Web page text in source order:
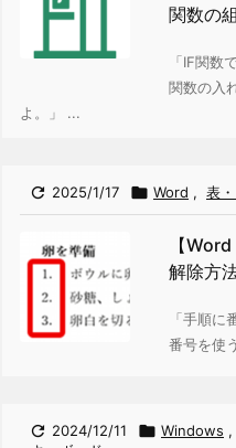
関数の
「IF関数
関数の入
よ。」 ...
 2025/1/17  Word , 表
【
解除方
「手順に
番号を使
 2024/12/11  Windows ,